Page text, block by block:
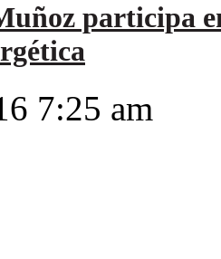
participa
7:25 am